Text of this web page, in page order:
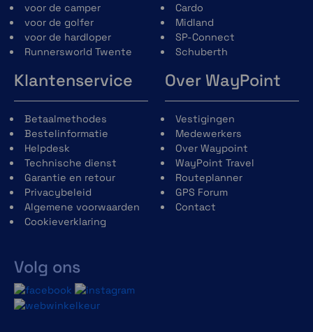
voor de camper
voor de golfer
voor de hardloper
Runnersworld Twente
Cardo
Midland
SP-Connect
Schuberth
Klantenservice
Betaalmethodes
Bestelinformatie
Helpdesk
Technische dienst
Garantie en retour
Privacybeleid
Algemene voorwaarden
Cookieverklaring
Volg ons
Over WayPoint
Vestigingen
Medewerkers
Over Waypoint
WayPoint Travel
Routeplanner
GPS Forum
Contact